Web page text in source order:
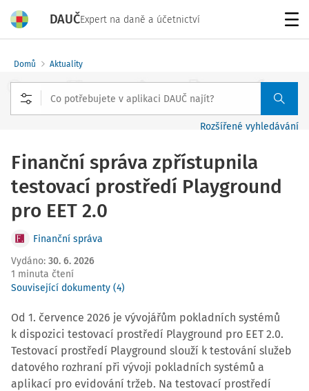
DAUČExpert na daně a účetnictví
Domů Aktuality
Rozšířené vyhledávání
Finanční správa zpřístupnila
testovací prostředí Playground
pro EET 2.0
Finanční správa
Vydáno: 30. 6. 2026
1 minuta čtení
Související dokumenty (4)
Od 1. července 2026 je vývojářům pokladních systémů
k dispozici testovací prostředí Playground pro EET 2.0.
Testovací prostředí Playground slouží k testování služeb
datového rozhraní při vývoji pokladních systémů a
aplikací pro evidování tržeb. Na testovací prostředí